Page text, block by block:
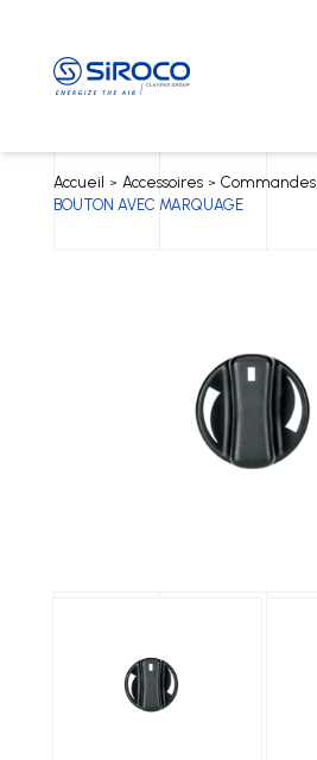
Accueil > Accessoires > Commandes
BOUTON AVEC MARQUAGE